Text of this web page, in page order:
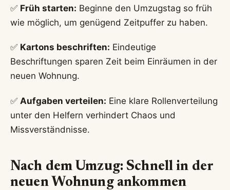
✅ Früh starten: Beginne den Umzugstag so früh
wie möglich, um genügend Zeitpuffer zu haben.
✅ Kartons beschriften: Eindeutige
Beschriftungen sparen Zeit beim Einräumen in der
neuen Wohnung.
✅ Aufgaben verteilen: Eine klare Rollenverteilung
unter den Helfern verhindert Chaos und
Missverständnisse.
Nach dem Umzug: Schnell in der
neuen Wohnung ankommen